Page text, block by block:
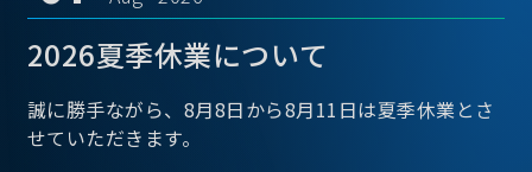
2026夏季休業について
誠に勝手ながら、8月8日から8月11日は夏季休業とさ
せていただきます。